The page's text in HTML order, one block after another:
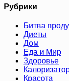
Рубрики
Битва
Диеты
Дом
Еда и Мир
Здоровье
Красота